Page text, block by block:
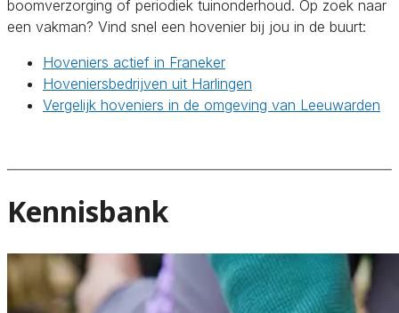
boomverzorging of periodiek tuinonderhoud. Op zoek naar
een vakman? Vind snel een hovenier bij jou in de buurt:
Hoveniers actief in Franeker
Hoveniersbedrijven uit Harlingen
Vergelijk hoveniers in de omgeving van Leeuwarden
Kennisbank